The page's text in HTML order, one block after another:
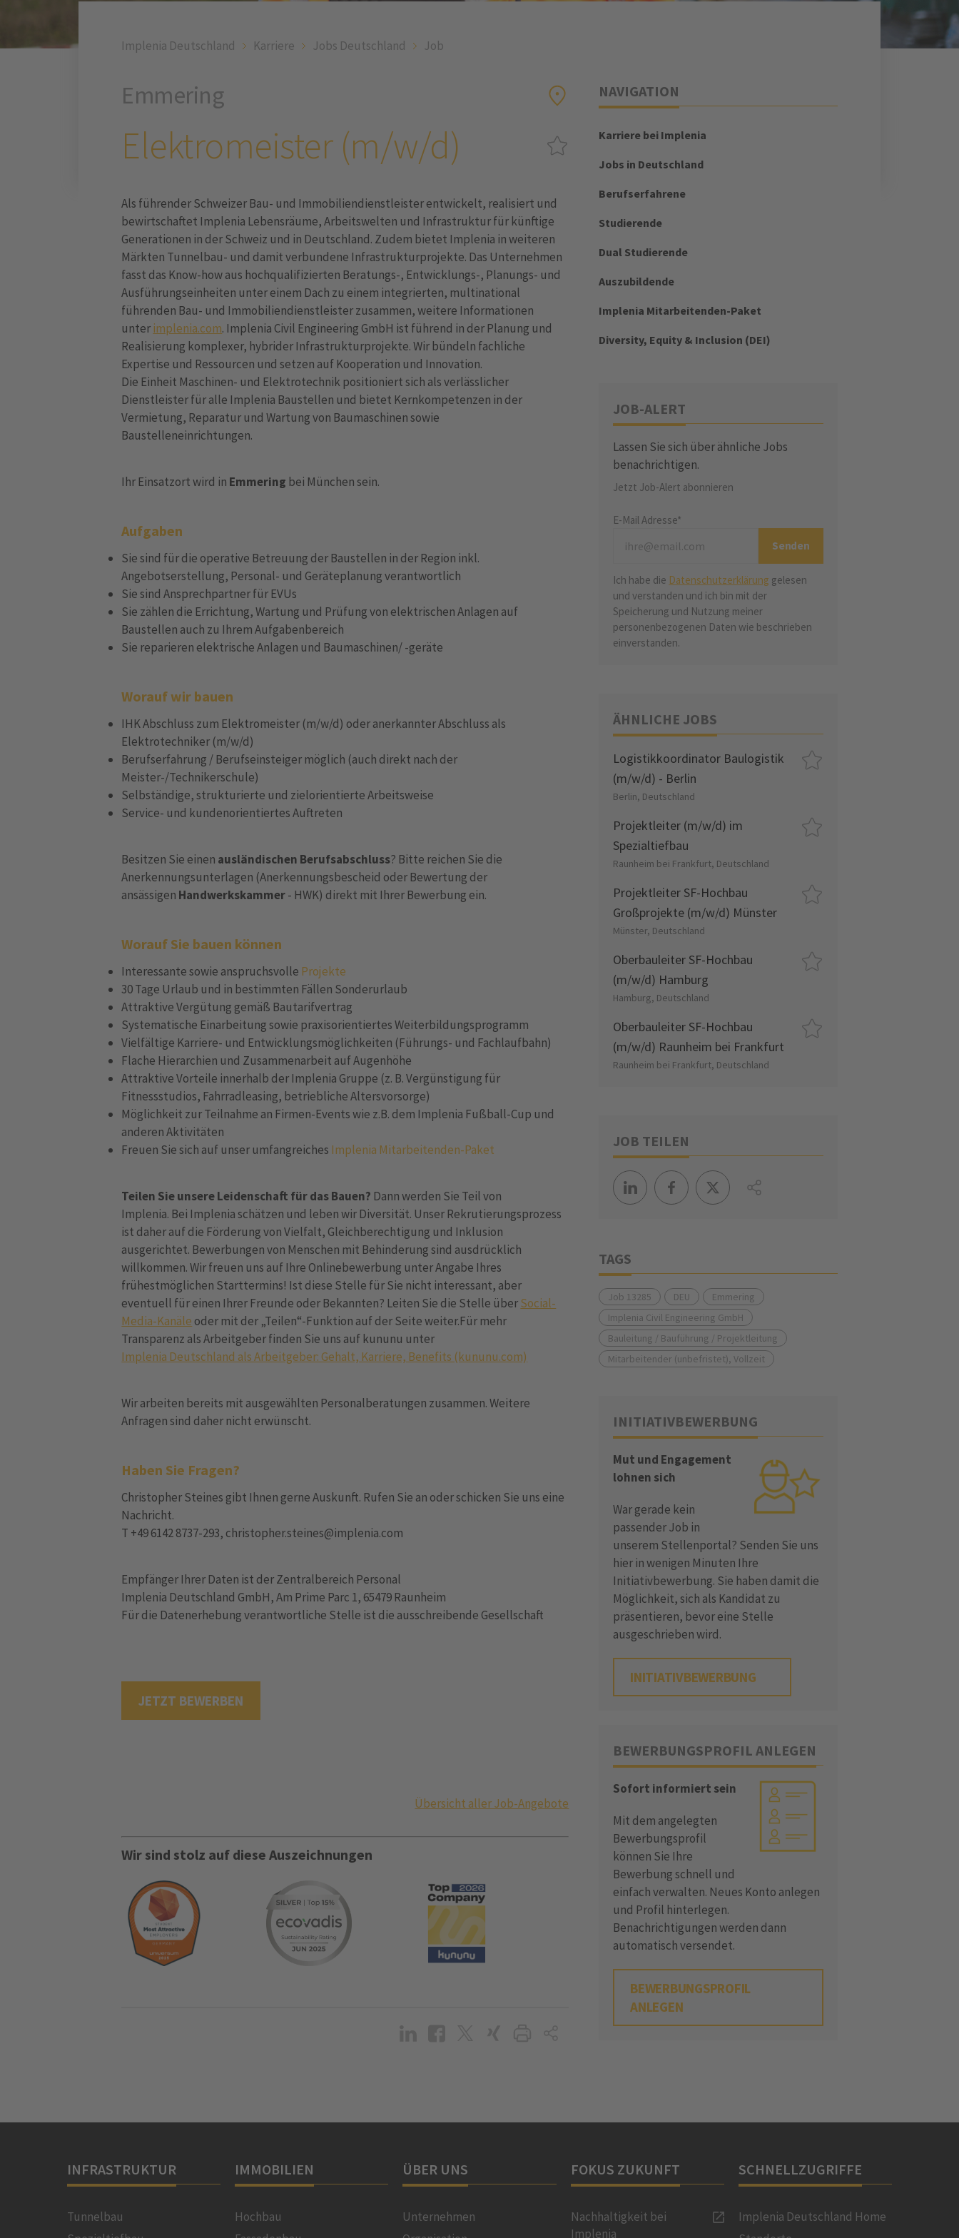
Implenia Deutschland Karriere Jobs Deutschland Job
Emmering
Elektromeister (m/w/d)
Als führender Schweizer Bau- und Immobiliendienstleister entwickelt, realisiert und
bewirtschaftet Implenia Lebensräume, Arbeitswelten und Infrastruktur für künftige
Generationen in der Schweiz und in Deutschland. Zudem bietet Implenia in weiteren
Märkten Tunnelbau- und damit verbundene Infrastrukturprojekte. Das Unternehmen
fasst das Know-how aus hochqualifizierten Beratungs-, Entwicklungs-, Planungs- und
Ausführungseinheiten unter einem Dach zu einem integrierten, multinational
führenden Bau- und Immobiliendienstleister zusammen, weitere Informationen
unter implenia.com. Implenia Civil Engineering GmbH ist führend in der Planung und
Realisierung komplexer, hybrider Infrastrukturprojekte. Wir bündeln fachliche
Expertise und Ressourcen und setzen auf Kooperation und Innovation.
Die Einheit Maschinen- und Elektrotechnik positioniert sich als verlässlicher
Dienstleister für alle Implenia Baustellen und bietet Kernkompetenzen in der
Vermietung, Reparatur und Wartung von Baumaschinen sowie
Baustelleneinrichtungen.
Ihr Einsatzort wird in Emmering bei München sein.
Aufgaben
Sie sind für die operative Betreuung der Baustellen in der Region inkl.
Angebotserstellung, Personal- und Geräteplanung verantwortlich
Sie sind Ansprechpartner für EVUs
Sie zählen die Errichtung, Wartung und Prüfung von elektrischen Anlagen auf
Baustellen auch zu Ihrem Aufgabenbereich
Sie reparieren elektrische Anlagen und Baumaschinen/ -geräte
Worauf wir bauen
IHK Abschluss zum Elektromeister (m/w/d) oder anerkannter Abschluss als
Elektrotechniker (m/w/d)
Berufserfahrung / Berufseinsteiger möglich (auch direkt nach der
Meister-/Technikerschule)
Selbständige, strukturierte und zielorientierte Arbeitsweise
Service- und kundenorientiertes Auftreten
Besitzen Sie einen ausländischen Berufsabschluss? Bitte reichen Sie die
Anerkennungsunterlagen (Anerkennungsbescheid oder Bewertung der
ansässigen Handwerkskammer- HWK) direkt mit Ihrer Bewerbung ein.
Worauf Sie bauen können
Interessante sowie anspruchsvolle Projekte
30 Tage Urlaub und in bestimmten Fällen Sonderurlaub
Attraktive Vergütung gemäß Bautarifvertrag
Systematische Einarbeitung sowie praxisorientiertes Weiterbildungsprogramm
Vielfältige Karriere- und Entwicklungsmöglichkeiten (Führungs- und Fachlaufbahn)
Flache Hierarchien und Zusammenarbeit auf Augenhöhe
Attraktive Vorteile innerhalb der Implenia Gruppe (z. B. Vergünstigung für
Fitnessstudios, Fahrradleasing, betriebliche Altersvorsorge)
Möglichkeit zur Teilnahme an Firmen-Events wie z.B. dem Implenia Fußball-Cup und
anderen Aktivitäten
Freuen Sie sich auf unser umfangreiches Implenia Mitarbeitenden-Paket
Teilen Sie unsere Leidenschaft für das Bauen? Dann werden Sie Teil von
Implenia. Bei Implenia schätzen und leben wir Diversität. Unser Rekrutierungsprozess
ist daher auf die Förderung von Vielfalt, Gleichberechtigung und Inklusion
ausgerichtet. Bewerbungen von Menschen mit Behinderung sind ausdrücklich
willkommen. Wir freuen uns auf Ihre Onlinebewerbung unter Angabe Ihres
frühestmöglichen Starttermins! Ist diese Stelle für Sie nicht interessant, aber
eventuell für einen Ihrer Freunde oder Bekannten? Leiten Sie die Stelle überSocial-
Media-Kanäle oder mit der „Teilen“-Funktion auf der Seite weiter.Für mehr
Transparenz als Arbeitgeber finden Sie uns auf kununu unter
Implenia Deutschland als Arbeitgeber: Gehalt, Karriere, Benefits (kununu.com)
Wir arbeiten bereits mit ausgewählten Personalberatungen zusammen. Weitere
Anfragen sind daher nicht erwünscht.
Haben Sie Fragen?
Christopher Steines gibt Ihnen gerne Auskunft. Rufen Sie an oder schicken Sie uns eine
Nachricht.
T +49 6142 8737-293, christopher.steines@implenia.com
Empfänger Ihrer Daten ist der Zentralbereich Personal
Implenia Deutschland GmbH, Am Prime Parc 1, 65479 Raunheim
Für die Datenerhebung verantwortliche Stelle ist die ausschreibende Gesellschaft
JETZT BEWERBEN
Übersicht aller Job-Angebote
Wir sind stolz auf diese Auszeichnungen
NAVIGATION
Karriere bei Implenia
Jobs in Deutschland
Berufserfahrene
Studierende
Dual Studierende
Auszubildende
Implenia Mitarbeitenden-Paket
Diversity, Equity & Inclusion (DEI)
JOB-ALERT
Lassen Sie sich über ähnliche Jobs
benachrichtigen.
Jetzt Job-Alert abonnieren
E-Mail Adresse*
Ich habe die Datenschutzerklärung gelesen
und verstanden und ich bin mit der
Speicherung und Nutzung meiner
personenbezogenen Daten wie beschrieben
einverstanden.
ÄHNLICHE JOBS
Logistikkoordinator Baulogistik
(m/w/d) - Berlin
Berlin, Deutschland
Projektleiter (m/w/d) im
Spezialtiefbau
Raunheim bei Frankfurt, Deutschland
Projektleiter SF-Hochbau
Großprojekte (m/w/d) Münster
Münster, Deutschland
Oberbauleiter SF-Hochbau
(m/w/d) Hamburg
Hamburg, Deutschland
Oberbauleiter SF-Hochbau
(m/w/d) Raunheim bei Frankfurt
Raunheim bei Frankfurt, Deutschland
JOB TEILEN
TAGS
Job 13285 DEU
Emmering
Implenia Civil Engineering GmbH
Bauleitung / Bauführung / Projektleitung
Mitarbeitender (unbefristet), Vollzeit
INITIATIVBEWERBUNG
Mut und Engagement
lohnen sich
War gerade kein
passender Job in
unserem Stellenportal? Senden Sie uns
hier in wenigen Minuten Ihre
Initiativbewerbung. Sie haben damit die
Möglichkeit, sich als Kandidat zu
präsentieren, bevor eine Stelle
ausgeschrieben wird.
INITIATIVBEWERBUNG
BEWERBUNGSPROFIL ANLEGEN
Sofort informiert sein
Mit dem angelegten
Bewerbungsprofil
können Sie Ihre
Bewerbung schnell und
einfach verwalten. Neues Konto anlegen
und Profil hinterlegen.
Benachrichtigungen werden dann
automatisch versendet.
BEWERBUNGSPROFIL
ANLEGEN
INFRASTRUKTUR
Tunnelbau
IMMOBILIEN
Hochbau
ÜBER UNS
Unternehmen
FOKUS ZUKUNFT
Nachhaltigkeit bei
Implenia
SCHNELLZUGRIFFE
Implenia Deutschland Home